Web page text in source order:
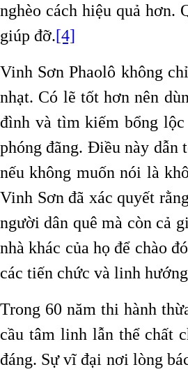
nghèo cách hiệu quả hơn.
giúp đỡ.[4]
Vinh Sơn Phaolô không
nhạt. Có lẽ tốt hơn nên
đình và tìm kiếm bổng
phóng đãng. Điều này dẫn
nếu không muốn nói là
Vinh Sơn đã xác quyết
người dân quê mà còn cả
nhà khác của họ để chào
các tiến chức và linh
Trong 60 năm thi hành
cầu tâm linh lẫn thể chất
đáng. Sự vĩ đại nơi lòng